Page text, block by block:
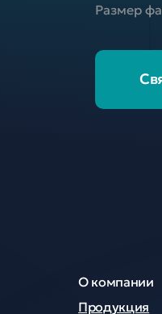
Размер
О компании
Продукция